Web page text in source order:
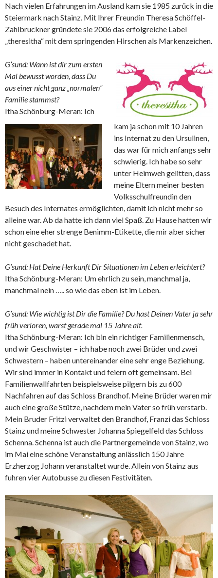
Nach vielen Erfahrungen im Ausland kam sie 1985 zurück in die
Steiermark nach Stainz. Mit Ihrer Freundin Theresa Schöffel-
Zahlbruckner gründete sie 2006 das erfolgreiche Label
„theresitha“ mit dem springenden Hirschen als Markenzeichen.
G’sund: Wann ist dir zum ersten
Mal bewusst worden, dass Du
aus einer nicht ganz „normalen“
Familie stammst?
Itha Schönburg-Meran: Ich
kam ja schon mit 10 Jahren
ins Internat zu den Ursulinen,
das war für mich anfangs sehr
schwierig. Ich habe so sehr
unter Heimweh gelitten, dass
meine Eltern meiner besten
Volksschulfreundin den
Besuch des Internates ermöglichten, damit ich nicht mehr so
alleine war. Ab da hatte ich dann viel Spaß. Zu Hause hatten wir
schon eine eher strenge Benimm-Etikette, die mir aber sicher
nicht geschadet hat.
G’sund: Hat Deine Herkunft Dir Situationen im Leben erleichtert?
Itha Schönburg-Meran: Um ehrlich zu sein, manchmal ja,
manchmal nein ….. so wie das eben ist im Leben.
G’sund: Wie wichtig ist Dir die Familie? Du hast Deinen Vater ja sehr
früh verloren, warst gerade mal 15 Jahre alt.
Itha Schönburg-Meran: Ich bin ein richtiger Familienmensch,
und wir Geschwister – ich habe noch zwei Brüder und zwei
Schwestern – haben untereinander eine sehr enge Beziehung.
Wir sind immer in Kontakt und feiern oft gemeinsam. Bei
Familienwallfahrten beispielsweise pilgern bis zu 600
Nachfahren auf das Schloss Brandhof. Meine Brüder waren mir
auch eine große Stütze, nachdem mein Vater so früh verstarb.
Mein Bruder Fritzi verwaltet den Brandhof, Franzi das Schloss
Stainz und meine Schwester Johanna Spiegelfeld das Schloss
Schenna. Schenna ist auch die Partnergemeinde von Stainz, wo
im Mai eine schöne Veranstaltung anlässlich 150 Jahre
Erzherzog Johann veranstaltet wurde. Allein von Stainz aus
fuhren vier Autobusse zu diesen Festivitäten.